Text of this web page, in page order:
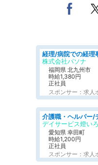
株式会社パソナ
福岡県 北九州市
時給1,380円
正社員
スポンサー：求人
デイサービス燈いろ
愛知県 幸田町
時給1,200円
正社員
スポンサー：求人